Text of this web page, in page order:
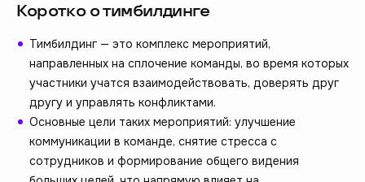
Коротко о тимбилдинге
Тимбилдинг — это комплекс мероприятий,
направленных на сплочение команды, во время которых
участники учатся взаимодействовать, доверять друг
другу и управлять конфликтами.
Основные цели таких мероприятий: улучшение
коммуникации в команде, снятие стресса с
сотрудников и формирование общего видения